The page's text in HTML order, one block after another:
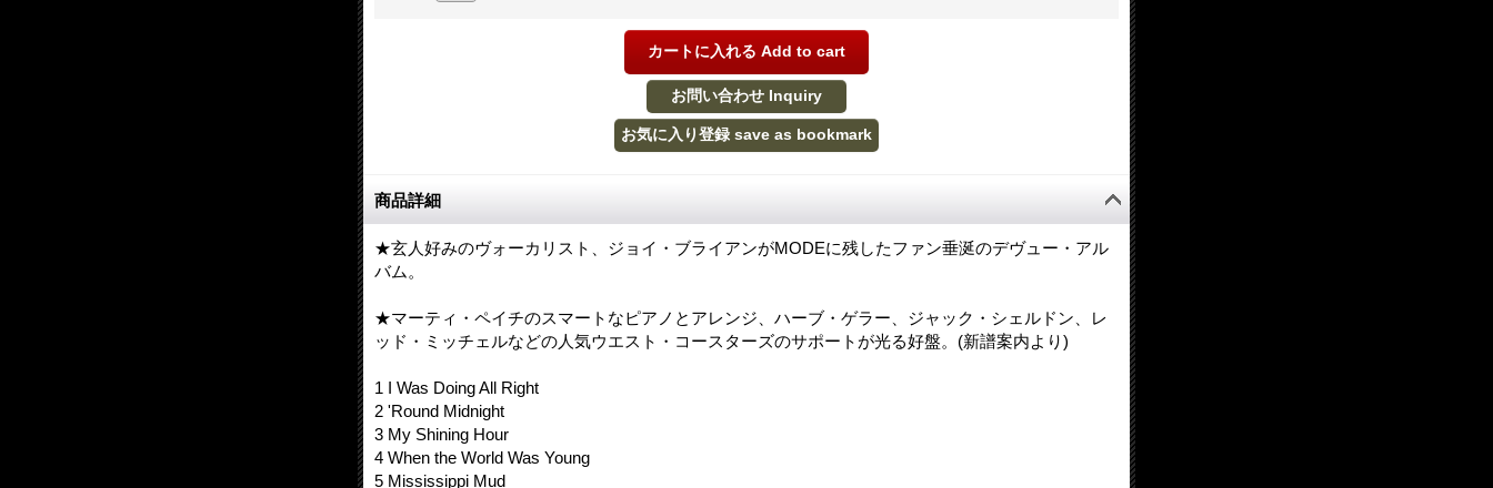
商品詳細
★玄人好みのヴォーカリスト、ジョイ・ブライアンがMODEに残したファン垂涎のデヴュー・アル
バム。
★マーティ・ペイチのスマートなピアノとアレンジ、ハーブ・ゲラー、ジャック・シェルドン、レ
ッド・ミッチェルなどの人気ウエスト・コースターズのサポートが光る好盤。(新譜案内より)
1 I Was Doing All Right
2 'Round Midnight
3 My Shining Hour
4 When the World Was Young
5 Mississippi Mud